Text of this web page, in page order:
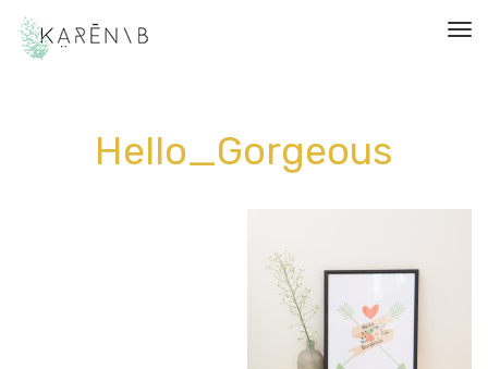
תפריט
Hello_Gorgeous